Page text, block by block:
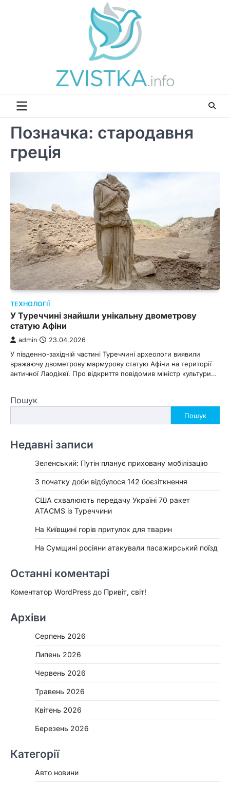
Позначка: стародавня
греція
ТЕХНОЛОГІЇ
У Туреччині знайшли унікальну двометрову
статую Афіни
admin 23.04.2026
У південно-західній частині Туреччині археологи виявили
вражаючу двометрову мармурову статую Афіни на території
античної Лаодікеї. Про відкриття повідомив міністр культури…
Пошук
Пошук
Недавні записи
Зеленський: Путін планує приховану мобілізацію
З початку доби відбулося 142 боєзіткнення
США схвалюють передачу Україні 70 ракет
ATACMS із Туреччини
На Київщині горів притулок для тварин
На Сумщині росіяни атакували пасажирський поїзд
Останні коментарі
Коментатор WordPress до Привіт, світ!
Архіви
Серпень 2026
Липень 2026
Червень 2026
Травень 2026
Квітень 2026
Березень 2026
Категорії
Авто новини